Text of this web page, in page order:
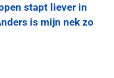
stapt liever in
is mijn nek zo